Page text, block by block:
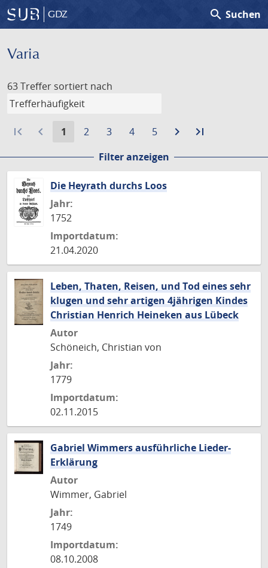
GDZ search Suchen
Varia
63 Treffer sortiert nach
first_page navigate_before
Aktuelle
1
Gehe
Seite
2
Gehe
Seite
3
Gehe
Seite
4
Gehe
Seite
5 navigate_next
Zur
Seite
last_page
Seite
Filter anzeigen
Die Heyrath durchs Loos
Jahr:
1752
Importdatum:
21.04.2020
Leben, Thaten, Reisen, und Tod eines sehr
klugen und sehr artigen 4jährigen Kindes
Christian Henrich Heineken aus Lübeck
Autor
Schöneich, Christian von
Jahr:
1779
Importdatum:
02.11.2015
Gabriel Wimmers ausführliche Lieder-
Erklärung
Autor
Wimmer, Gabriel
Jahr:
1749
Importdatum:
08.10.2008